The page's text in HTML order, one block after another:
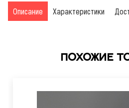
Описание Характеристики
ПОХОЖИЕ